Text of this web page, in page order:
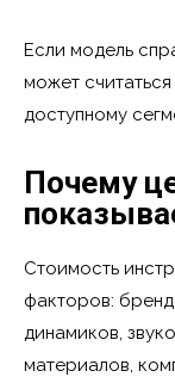
Если модель
может
доступному
Почему
Стоимость
факторов:
динамиков,
материалов,